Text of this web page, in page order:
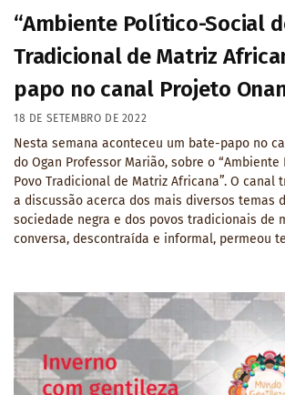
“Ambiente Político-Social
Tradicional de Matriz
papo no canal Projeto
18 DE SETEMBRO DE 2022
Nesta semana aconteceu um bate-papo no
do Ogan Professor Marião, sobre o
Povo Tradicional de Matriz Africana”. O canal
a discussão acerca dos mais diversos temas
sociedade negra e dos povos tradicionais de
conversa, descontraída e informal, permeou